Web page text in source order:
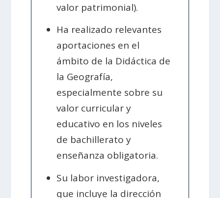
valor patrimonial).
Ha realizado relevantes
aportaciones en el
ámbito de la Didáctica de
la Geografía,
especialmente sobre su
valor curricular y
educativo en los niveles
de bachillerato y
enseñanza obligatoria.
Su labor investigadora,
que incluye la dirección